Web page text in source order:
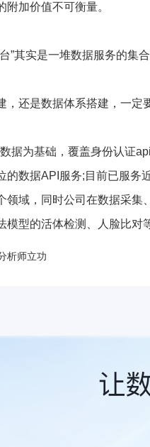
加价值不可衡量。
”其实是一堆数据服务的集
，还是数据体系搭建，一定
据为基础，覆盖身份认证
的数据API服务;目前已服务
领域，同时公司在数据采
型的活体检测、人脸比对
析师立功
让